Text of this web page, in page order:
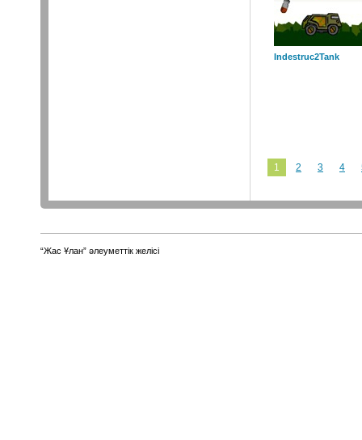
Indestruc2Tank
1 2 3 4
“Жас Ұлан” әлеуметтік желісі